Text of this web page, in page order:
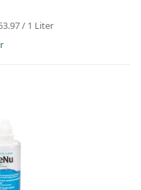
/ 1 Liter